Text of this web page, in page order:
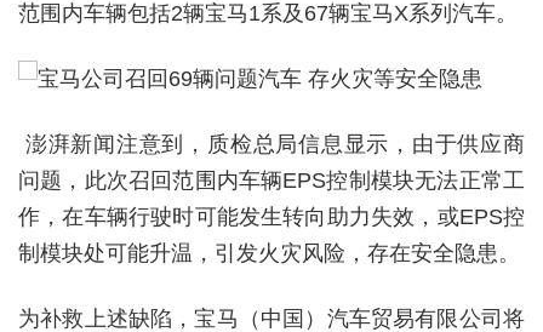
范围内车辆包括2辆宝马1系及67辆宝马X系列汽车。
澎湃新闻注意到，质检总局信息显示，由于供应商
问题，此次召回范围内车辆EPS控制模块无法正常工
作，在车辆行驶时可能发生转向助力失效，或EPS控
制模块处可能升温，引发火灾风险，存在安全隐患。
为补救上述缺陷，宝马（中国）汽车贸易有限公司将